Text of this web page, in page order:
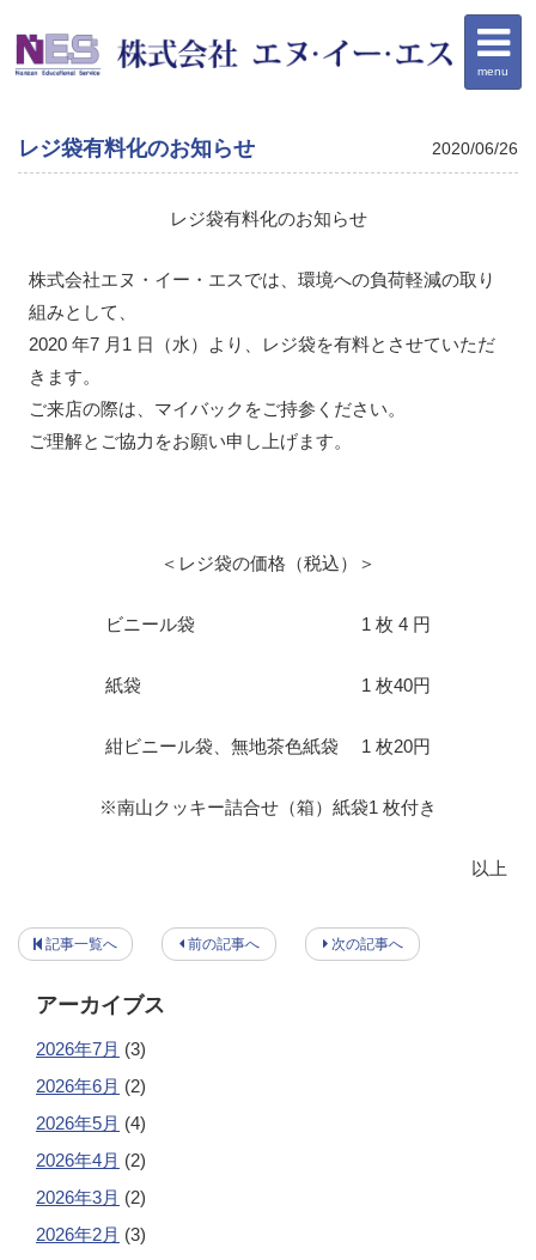
menu
レジ袋有料化のお知らせ 2020/06/26
レジ袋有料化のお知らせ
株式会社エヌ・イー・エスでは、環境への負荷軽減の取り
組みとして、
2020 年7 月1 日（水）より、レジ袋を有料とさせていただ
きます。
ご来店の際は、マイバックをご持参ください。
ご理解とご協力をお願い申し上げます。
＜レジ袋の価格（税込）＞
ビニール袋 1 枚 4 円
紙袋 1 枚40円
紺ビニール袋、無地茶色紙袋 1 枚20円
※南山クッキー詰合せ（箱）紙袋1 枚付き
以上
記事一覧へ 前の記事へ 次の記事へ
アーカイブス
2026年7月 (3)
2026年6月 (2)
2026年5月 (4)
2026年4月 (2)
2026年3月 (2)
2026年2月 (3)